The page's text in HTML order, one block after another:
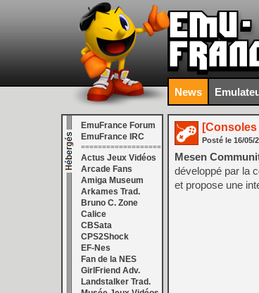
News
EmuFrance Forum
EmuFrance IRC
===================
Actus Jeux Vidéos
Arcade Fans
Amiga Museum
Arkames Trad.
Bruno C. Zone
Calice
CBSata
CPS2Shock
EF-Nes
Fan de la NES
GirlFriend Adv.
Landstalker Trad.
Posté le 16/05/
Mesen
développé par la
et propose une